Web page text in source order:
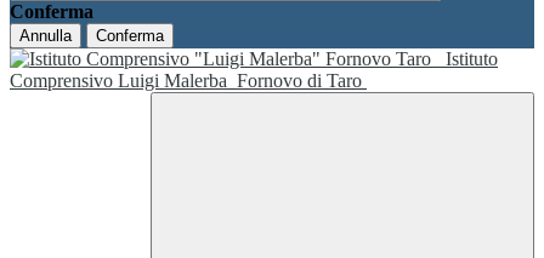
Conferma
Annulla Conferma
Istituto
Comprensivo Luigi Malerba Fornovo di Taro